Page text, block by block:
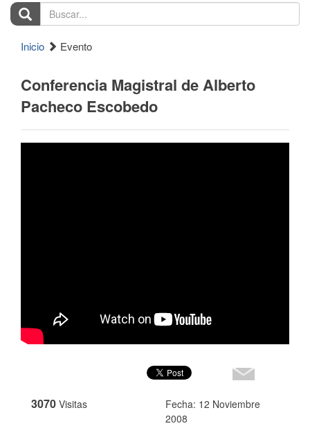
Buscar...
Inicio Evento
Conferencia Magistral de Alberto
Pacheco Escobedo
3070 Visitas
Fecha: 12 Noviembre
2008